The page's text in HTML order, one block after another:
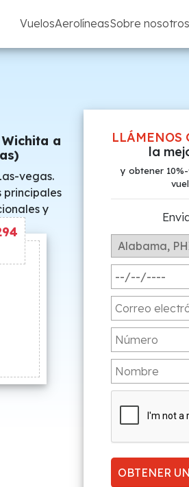
VuelosAerolíneasSobre nosotros
a
vegas.
principales
y
LLÁMENOS
la
y obtener